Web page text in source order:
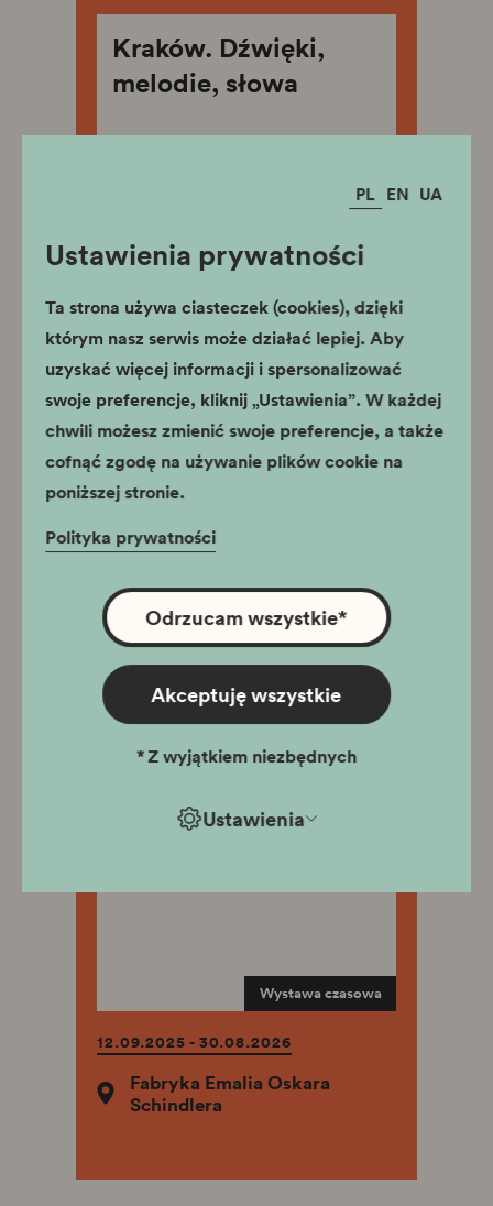
PL EN UA
Ustawienia prywatności
Ta strona używa ciasteczek (cookies), dzięki
którym nasz serwis może działać lepiej. Aby
uzyskać więcej informacji i spersonalizować
swoje preferencje, kliknij „Ustawienia”. W każdej
chwili możesz zmienić swoje preferencje, a także
cofnąć zgodę na używanie plików cookie na
poniższej stronie.
Polityka prywatności
Ustawienia
Odrzucam wszystkie*
Akceptuję wszystkie
*Z wyjątkiem niezbędnych
Kraków. Dźwięki,
melodie, słowa
Centrum Interpretacji
Krakowa
Swoszowice siarką i
wodami słynące –
nasze miejsce na
Sternschuss-
Staniewskich i
Wodzinowskich
04.02.2026 - 16.08.2026
Muzeum i Centrum Ruchu
Harcerskiego
Wystawa czasowa
12.09.2025 - 30.08.2026
Fabryka Emalia Oskara
Schindlera